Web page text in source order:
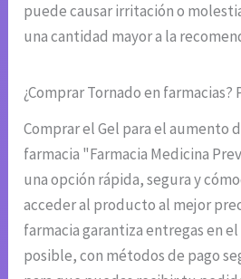
puede causar irritación o
una cantidad mayor a la
¿Comprar Tornado en
Comprar el Gel para el aumento
farmacia "Farmacia Medicina
una opción rápida, segura y
acceder al producto al mejor
farmacia garantiza entregas en
posible, con métodos de pago